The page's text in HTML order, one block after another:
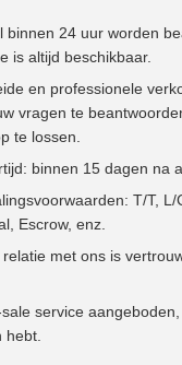
binnen 24 uur worden
is altijd beschikbaar.
en professionele
vragen te
te lossen.
binnen 15 dagen na
T/T, L/
Escrow, enz.
relatie met ons is
service
hebt.